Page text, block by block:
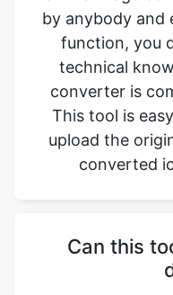
converter is
This tool is
upload the
converted
Can this
free, and easy
we can easily